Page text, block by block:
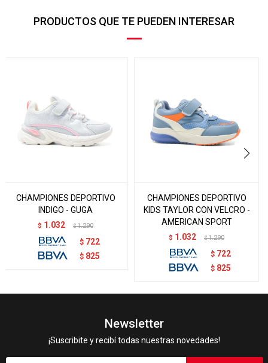
PRODUCTOS QUE TE PUEDEN INTERESAR
CHAMPIONES DEPORTIVO
INDIGO - GUGA
$ 1.032 $ 1.290
$ 722
$ 825
CHAMPIONES DEPORTIVO
KIDS TAYLOR CON VELCRO -
AMERICAN SPORT
$ 1.032 $ 1.290
$ 722
$ 825
Newsletter
¡Suscribite y recibí todas nuestras novedades!